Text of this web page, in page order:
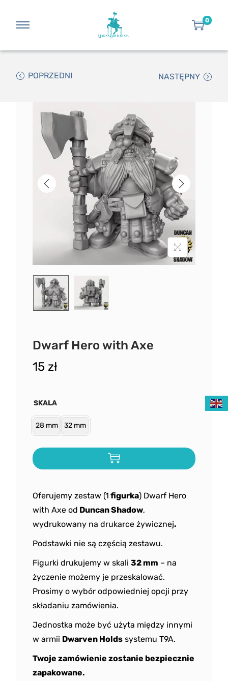
0
POPRZEDNI NASTĘPNY
Dwarf Hero with Axe
15 zł
Oferujemy zestaw (1 figurka) Dwarf Hero
with Axe od Duncan Shadow,
wydrukowany na drukarce żywicznej.
Podstawki nie są częścią zestawu.
Figurki drukujemy w skali 32 mm – na
życzenie możemy je przeskalować.
Prosimy o wybór odpowiedniej opcji przy
składaniu zamówienia.
Jednostka może być użyta między innymi
w armii Dwarven Holds systemu T9A.
Twoje zamówienie zostanie bezpiecznie
zapakowane.
SKALA
28 mm 32 mm